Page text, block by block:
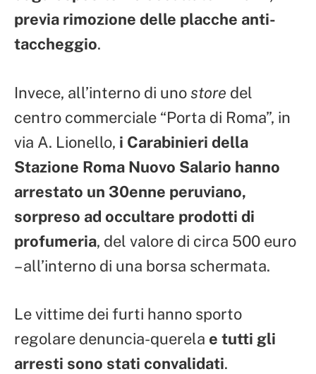
previa rimozione delle placche anti-
taccheggio.
Invece, all’interno di unostore del
centro commerciale “Porta di Roma”, in
via A. Lionello, i Carabinieri della
Stazione Roma Nuovo Salario hanno
arrestato un 30enne peruviano,
sorpreso ad occultare prodotti di
profumeria, del valore di circa 500 euro
– all’interno di una borsa schermata.
Le vittime dei furti hanno sporto
regolare denuncia-querela e tutti gli
arresti sono stati convalidati.